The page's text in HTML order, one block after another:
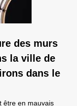
des murs
la ville de
dans le
être en mauvais